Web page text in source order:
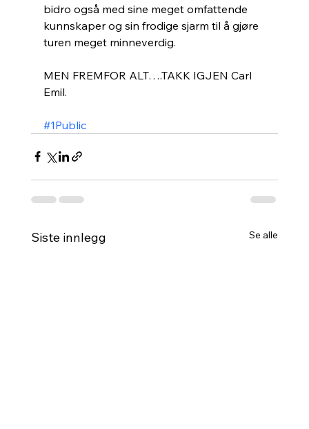
bidro også med sine meget omfattende
kunnskaper og sin frodige sjarm til å gjøre
turen meget minneverdig.
MEN FREMFOR ALT….TAKK IGJEN Carl
Emil.
#1Public
Siste innlegg Se alle